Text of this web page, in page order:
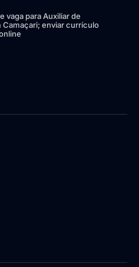
vaga para Auxiliar de
Camaçari; enviar currículo